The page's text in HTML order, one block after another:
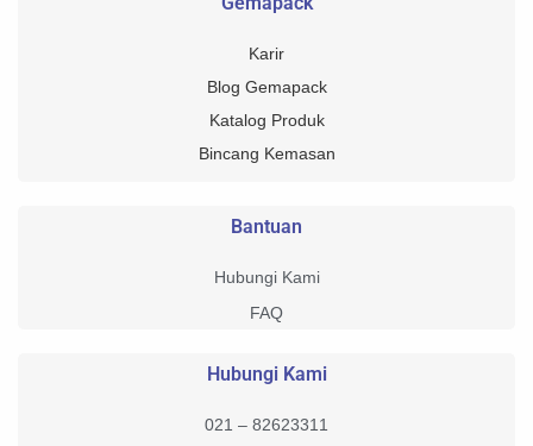
Karir
Blog Gemapack
Katalog Produk
Bincang Kemasan
Bantuan
Hubungi Kami
FAQ
Hubungi Kami
021 – 82623311